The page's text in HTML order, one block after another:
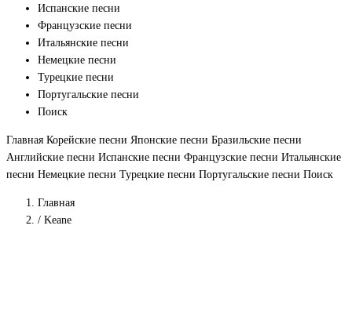
Испанские песни
Французские песни
Итальянские песни
Немецкие песни
Турецкие песни
Португальские песни
Поиск
Главная Корейские песни Японские песни Бразильские песни
Английские песни Испанские песни Французские песни Итальянские
песни Немецкие песни Турецкие песни Португальские песни Поиск
Главная
/ Keane